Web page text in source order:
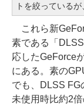
トを絞っている
これら新
素である「
応したGeForce
にある。素の
でも、DLSS FG
未使用時比約2